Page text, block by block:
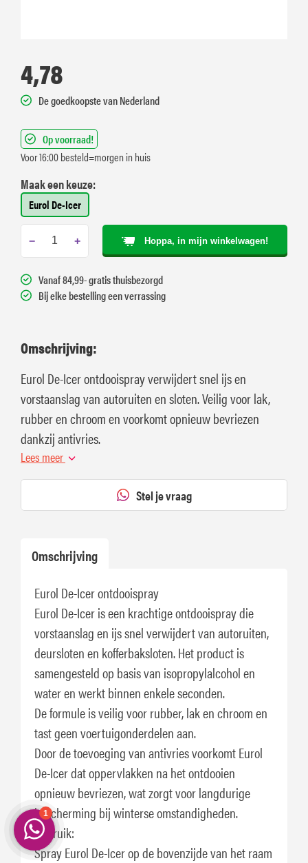
4,78
De goedkoopste van Nederland
Op voorraad!
Voor 16:00 besteld=morgen in huis
Maak een keuze:
Eurol De-Icer
− + Hoppa, in mijn winkelwagen!
Vanaf 84,99- gratis thuisbezorgd
Bij elke bestelling een verrassing
Omschrijving:
Eurol De-Icer ontdooispray verwijdert snel ijs en
vorstaanslag van autoruiten en sloten. Veilig voor lak,
rubber en chroom en voorkomt opnieuw bevriezen
dankzij antivries.
Lees meer
Stel je vraag
Omschrijving
Eurol De-Icer ontdooispray
Eurol De-Icer is een krachtige ontdooispray die
vorstaanslag en ijs snel verwijdert van autoruiten,
deursloten en kofferbaksloten. Het product is
samengesteld op basis van isopropylalcohol en
water en werkt binnen enkele seconden.
De formule is veilig voor rubber, lak en chroom en
tast geen voertuigonderdelen aan.
Door de toevoeging van antivries voorkomt Eurol
De-Icer dat oppervlakken na het ontdooien
opnieuw bevriezen, wat zorgt voor langdurige
bescherming bij winterse omstandigheden.
Gebruik:
Spray Eurol De-Icer op de bovenzijde van het raam